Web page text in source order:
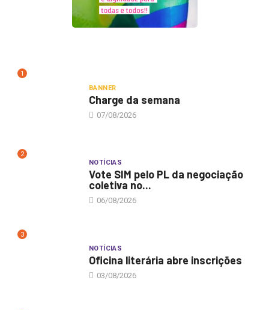
1
BANNER
Charge da semana
07/08/2026
2
NOTÍCIAS
Vote SIM pelo PL da negociação
coletiva no...
06/08/2026
3
NOTÍCIAS
Oficina literária abre inscrições
03/08/2026